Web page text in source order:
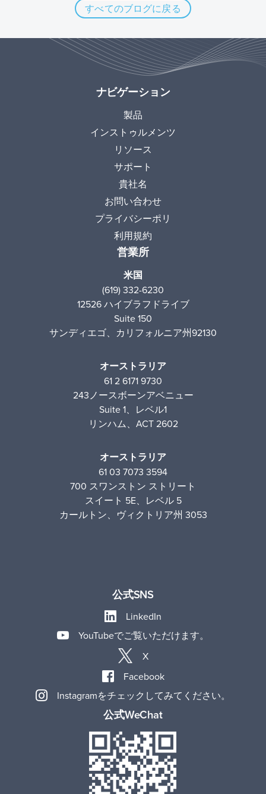
すべてのブログに戻る
ナビゲーション
製品
インストゥルメンツ
リソース
サポート
貴社名
お問い合わせ
プライバシーポリ
利用規約
営業所
米国
(619) 332-6230
12526 ハイブラフドライブ
Suite 150
サンディエゴ、カリフォルニア州92130
オーストラリア
61 2 6171 9730
243ノースボーンアベニュー
Suite 1、レベル1
リンハム、ACT 2602
オーストラリア
61 03 7073 3594
700 スワンストン ストリート
スイート 5E、レベル 5
カールトン、ヴィクトリア州 3053
公式SNS
LinkedIn
YouTubeでご覧いただけます。
X
Facebook
Instagramをチェックしてみてください。
公式WeChat